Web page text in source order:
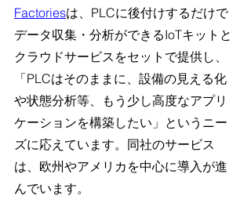
Factoriesは、PLCに後付けするだけで
データ収集・分析ができるIoTキットと
クラウドサービスをセットで提供し、
「PLCはそのままに、設備の見える化
や状態分析等、もう少し高度なアプリ
ケーションを構築したい」というニー
ズに応えています。同社のサービス
は、欧州やアメリカを中心に導入が進
んでいます。